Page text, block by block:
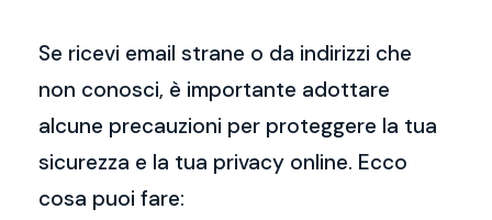
Se ricevi email strane o da indirizzi che
non conosci, è importante adottare
alcune precauzioni per proteggere la tua
sicurezza e la tua privacy online. Ecco
cosa puoi fare: